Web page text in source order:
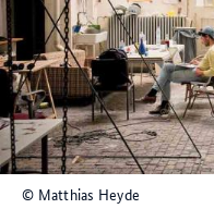
© Matthias Heyde